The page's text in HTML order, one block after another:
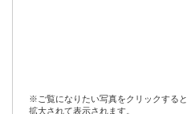
※ご覧になりたい写真をクリックすると
拡大されて表示されます。